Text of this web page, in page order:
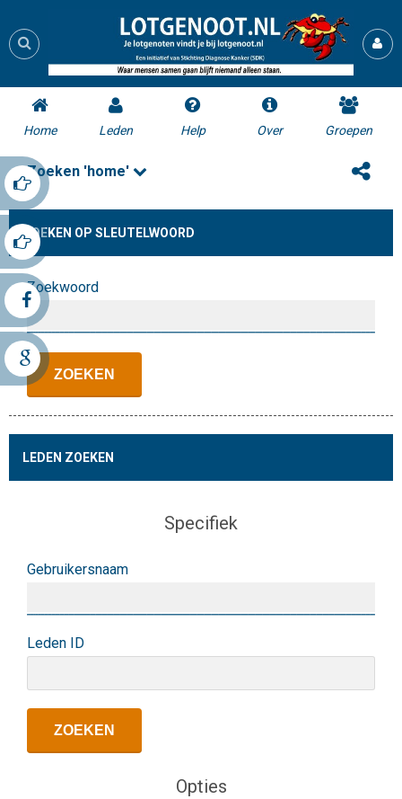
Home Leden Help Over Groepen
Zoeken 'home'
ZOEKEN OP SLEUTELWOORD
Zoekwoord
LEDEN ZOEKEN
Specifiek
Gebruikersnaam
Leden ID
Opties